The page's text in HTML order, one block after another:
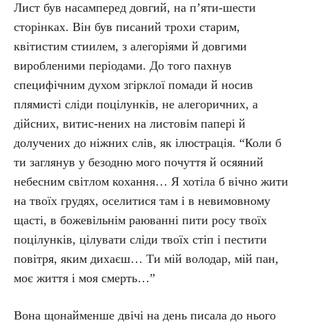
Лист був насамперед довгий, на п’яти-шести
сторінках. Він був писаний трохи старим,
квітистим стиилем, з алегоріями й довгими
виробленими періодами. До того пахнув
специфічним духом згірклої помади й носив
плямисті сліди поцілунків, не алегоричних, а
дійсних, витис-нених на листовім папері й
долучених до ніжних слів, як ілюстрація. “Коли б
ти заглянув у безодню мого почуття й осяяний
небесним світлом кохання… Я хотіла б вічно жити
на твоїх грудях, оселитися там і в невимовному
щасті, в божевільнім раюванні пити росу твоїх
поцілунків, цілувати сліди твоїх стіп і пестити
повітря, яким дихаєш… Ти мій володар, мій пан,
моє життя і моя смерть…”
Вона щонайменше двічі на день писала до нього